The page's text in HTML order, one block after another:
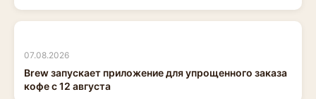
07.08.2026
Brew запускает приложение для упрощенного заказа
кофе с 12 августа